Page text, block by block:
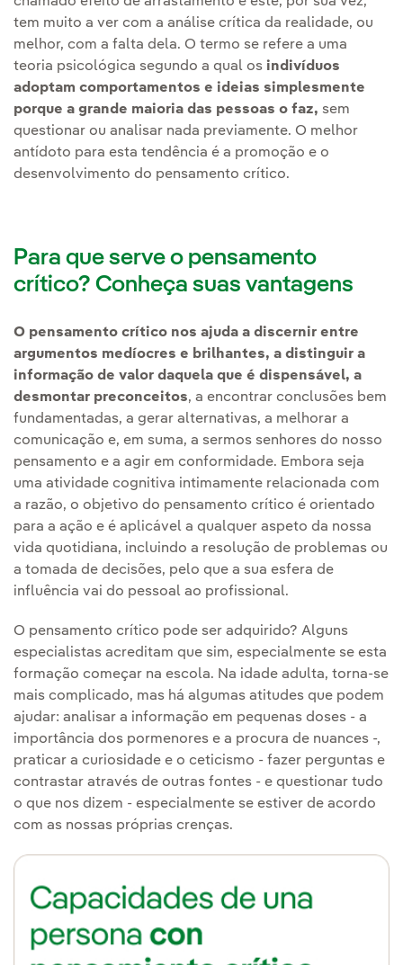
tem muito a ver com a análise crítica da realidade, ou
melhor, com a falta dela. O termo se refere a uma
teoria psicológica segundo a qual os indivíduos
adoptam comportamentos e ideias simplesmente
porque a grande maioria das pessoas o faz, sem
questionar ou analisar nada previamente. O melhor
antídoto para esta tendência é a promoção e o
desenvolvimento do pensamento crítico.
Para que serve o pensamento
crítico? Conheça suas vantagens
O pensamento crítico nos ajuda a discernir entre
argumentos medíocres e brilhantes, a distinguir a
informação de valor daquela que é dispensável, a
desmontar preconceitos, a encontrar conclusões bem
fundamentadas, a gerar alternativas, a melhorar a
comunicação e, em suma, a sermos senhores do nosso
pensamento e a agir em conformidade. Embora seja
uma atividade cognitiva intimamente relacionada com
a razão, o objetivo do pensamento crítico é orientado
para a ação e é aplicável a qualquer aspeto da nossa
vida quotidiana, incluindo a resolução de problemas ou
a tomada de decisões, pelo que a sua esfera de
influência vai do pessoal ao profissional.
O pensamento crítico pode ser adquirido? Alguns
especialistas acreditam que sim, especialmente se esta
formação começar na escola. Na idade adulta, torna-se
mais complicado, mas há algumas atitudes que podem
ajudar: analisar a informação em pequenas doses - a
importância dos pormenores e a procura de nuances -,
praticar a curiosidade e o ceticismo - fazer perguntas e
contrastar através de outras fontes - e questionar tudo
o que nos dizem - especialmente se estiver de acordo
com as nossas próprias crenças.